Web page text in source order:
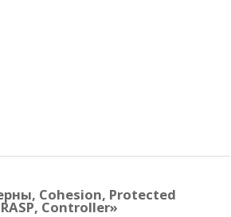
Cohesion, Protected
Controller»